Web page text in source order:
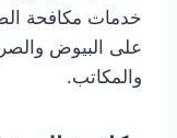
خدمات مكافحة
على البيوض
والمكاتب.